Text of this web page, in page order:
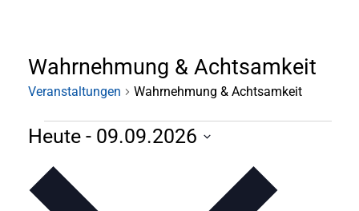
Wahrnehmung & Achtsamkeit
Veranstaltungen Wahrnehmung & Achtsamkeit
Heute - 09.09.2026
wählen.